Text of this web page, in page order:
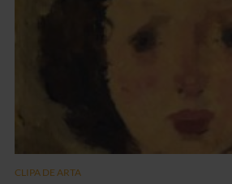
CLIPA DE ARTA